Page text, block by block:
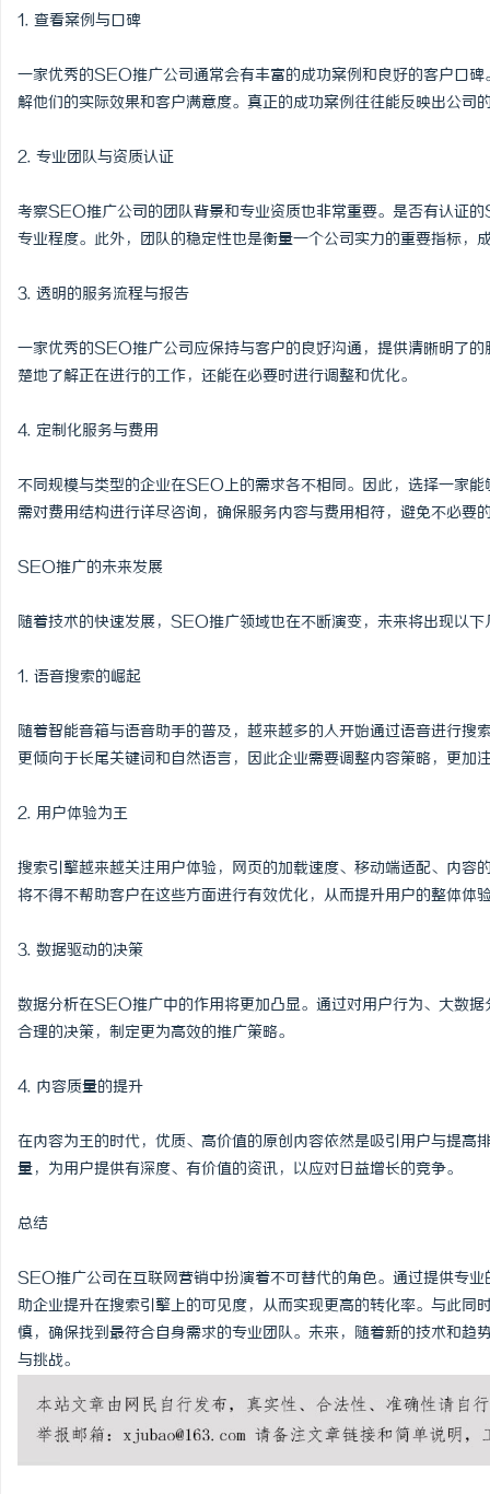
1. 查看案例与口碑
一家优秀的SEO推广公司通常会有丰富的成功案例和良好的客户口
解他们的实际效果和客户满意度。真正的成功案例往往能反映出公司
2. 专业团队与资质认证
考察SEO推广公司的团队背景和专业资质也非常重要。是否有认证
专业程度。此外，团队的稳定性也是衡量一个公司实力的重要指标，
3. 透明的服务流程与报告
一家优秀的SEO推广公司应保持与客户的良好沟通，提供清晰明了
楚地了解正在进行的工作，还能在必要时进行调整和优化。
4. 定制化服务与费用
不同规模与类型的企业在SEO上的需求各不相同。因此，选择一家
需对费用结构进行详尽咨询，确保服务内容与费用相符，避免不必要
SEO推广的未来发展
随着技术的快速发展，SEO推广领域也在不断演变，未来将出现以下
1. 语音搜索的崛起
随着智能音箱与语音助手的普及，越来越多的人开始通过语音进行
更倾向于长尾关键词和自然语言，因此企业需要调整内容策略，更加
2. 用户体验为王
搜索引擎越来越关注用户体验，网页的加载速度、移动端适配、内
将不得不帮助客户在这些方面进行有效优化，从而提升用户的整体体
3. 数据驱动的决策
数据分析在SEO推广中的作用将更加凸显。通过对用户行为、大数
合理的决策，制定更为高效的推广策略。
4. 内容质量的提升
在内容为王的时代，优质、高价值的原创内容依然是吸引用户与提
量，为用户提供有深度、有价值的资讯，以应对日益增长的竞争。
总结
SEO推广公司在互联网营销中扮演着不可替代的角色。通过提供专
助企业提升在搜索引擎上的可见度，从而实现更高的转化率。与此
慎，确保找到最符合自身需求的专业团队。未来，随着新的技术和
与挑战。